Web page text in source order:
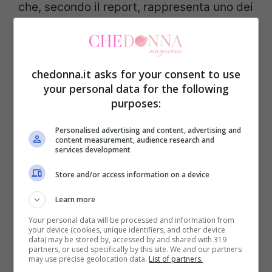
che, secondo il report, rappresenta uno dei
italiana all’estero.
Londra e Parigi capitali
dell’autenticità
Tra le città analizzate,Londra e Parigi
risultano le mete dove la ristorazione
autentica. Nei mercati più maturi e
sofisticati, infatti, i ristoratori tendono a
valorizzare maggiormente le identità
chedonna.it asks for your consent to use
your personal data for the following
purposes:
Personalised advertising and content, advertising and
content measurement, audience research and
services development
Store and/or access information on a device
Learn more
Your personal data will be processed and information from
your device (cookies, unique identifiers, and other device
data) may be stored by, accessed by and shared with 319
partners, or used specifically by this site. We and our partners
may use precise geolocation data. List of partners.